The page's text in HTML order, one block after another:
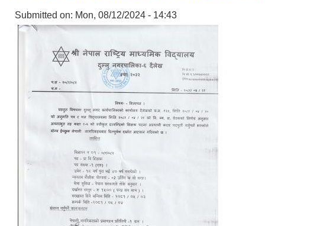
Submitted on: Mon, 08/12/2024 - 14:43